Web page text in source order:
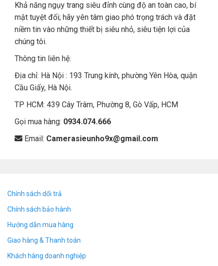
Khả năng ngụy trang siêu đỉnh cùng độ an toàn cao, bí
mật tuyệt đối; hãy yên tâm giao phó trọng trách và đặt
niềm tin vào những thiết bị siêu nhỏ, siêu tiện lợi của
chúng tôi.
Thông tin liên hệ:
Địa chỉ: Hà Nội : 193 Trung kính, phường Yên Hòa, quận
Cầu Giấy, Hà Nội.
TP HCM: 439 Cây Trâm, Phường 8, Gò Vấp, HCM
Gọi mua hàng: 0934.074.666
Email: Camerasieunho9x@gmail.com
Chính sách dổi trả
Chính sách bảo hành
Hướng dẫn mua hàng
Giao hàng & Thanh toán
Khách hàng doanh nghiệp